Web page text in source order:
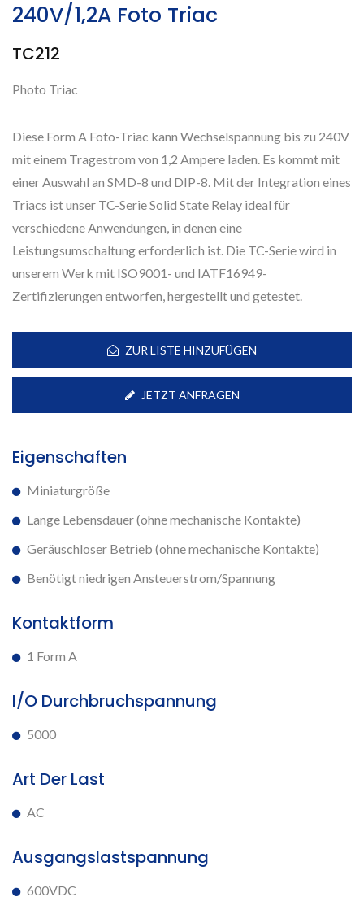
240V/1,2A Foto Triac
TC212
Photo Triac
Diese Form A Foto-Triac kann Wechselspannung bis zu 240V
mit einem Tragestrom von 1,2 Ampere laden. Es kommt mit
einer Auswahl an SMD-8 und DIP-8. Mit der Integration eines
Triacs ist unser TC-Serie Solid State Relay ideal für
verschiedene Anwendungen, in denen eine
Leistungsumschaltung erforderlich ist. Die TC-Serie wird in
unserem Werk mit ISO9001- und IATF16949-
Zertifizierungen entworfen, hergestellt und getestet.
ZUR LISTE HINZUFÜGEN
JETZT ANFRAGEN
Eigenschaften
Miniaturgröße
Lange Lebensdauer (ohne mechanische Kontakte)
Geräuschloser Betrieb (ohne mechanische Kontakte)
Benötigt niedrigen Ansteuerstrom/Spannung
Kontaktform
1 Form A
I/O Durchbruchspannung
5000
Art Der Last
AC
Ausgangslastspannung
600VDC